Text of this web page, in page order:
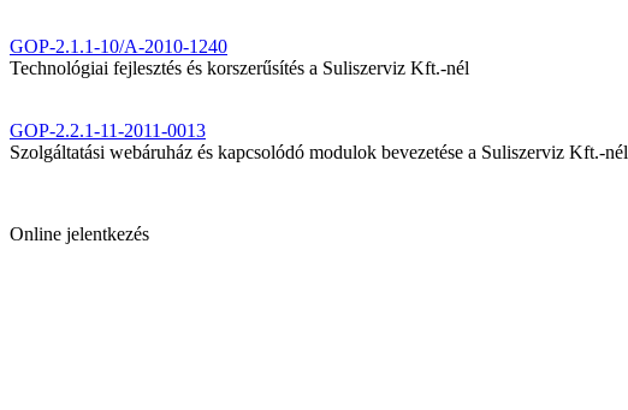
GOP-2.1.1-10/A-2010-1240
Technológiai fejlesztés és korszerűsítés a Suliszerviz Kft.-nél
GOP-2.2.1-11-2011-0013
Szolgáltatási webáruház és kapcsolódó modulok bevezetése a Suliszerviz Kft.-nél
Online jelentkezés